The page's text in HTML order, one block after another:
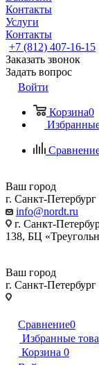
Контакты
Услуги
Контакты
+7 (812) 407-16-15
Заказать звонок
Задать вопрос
Войти
Корзина0
Ваш город
г. Санкт-Петербург
info@nordt.ru
г. Санкт-
138, БЦ
Ваш город
г. Санкт-Петербург
Сравнение0
Избранные
Корзина 0